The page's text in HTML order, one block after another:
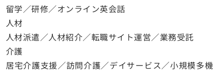
留学／研修／オンライン英会話
人材
人材派遣／人材紹介／転職サイト運営／業務受託
介護
居宅介護支援／訪問介護／デイサービス／小規模多機